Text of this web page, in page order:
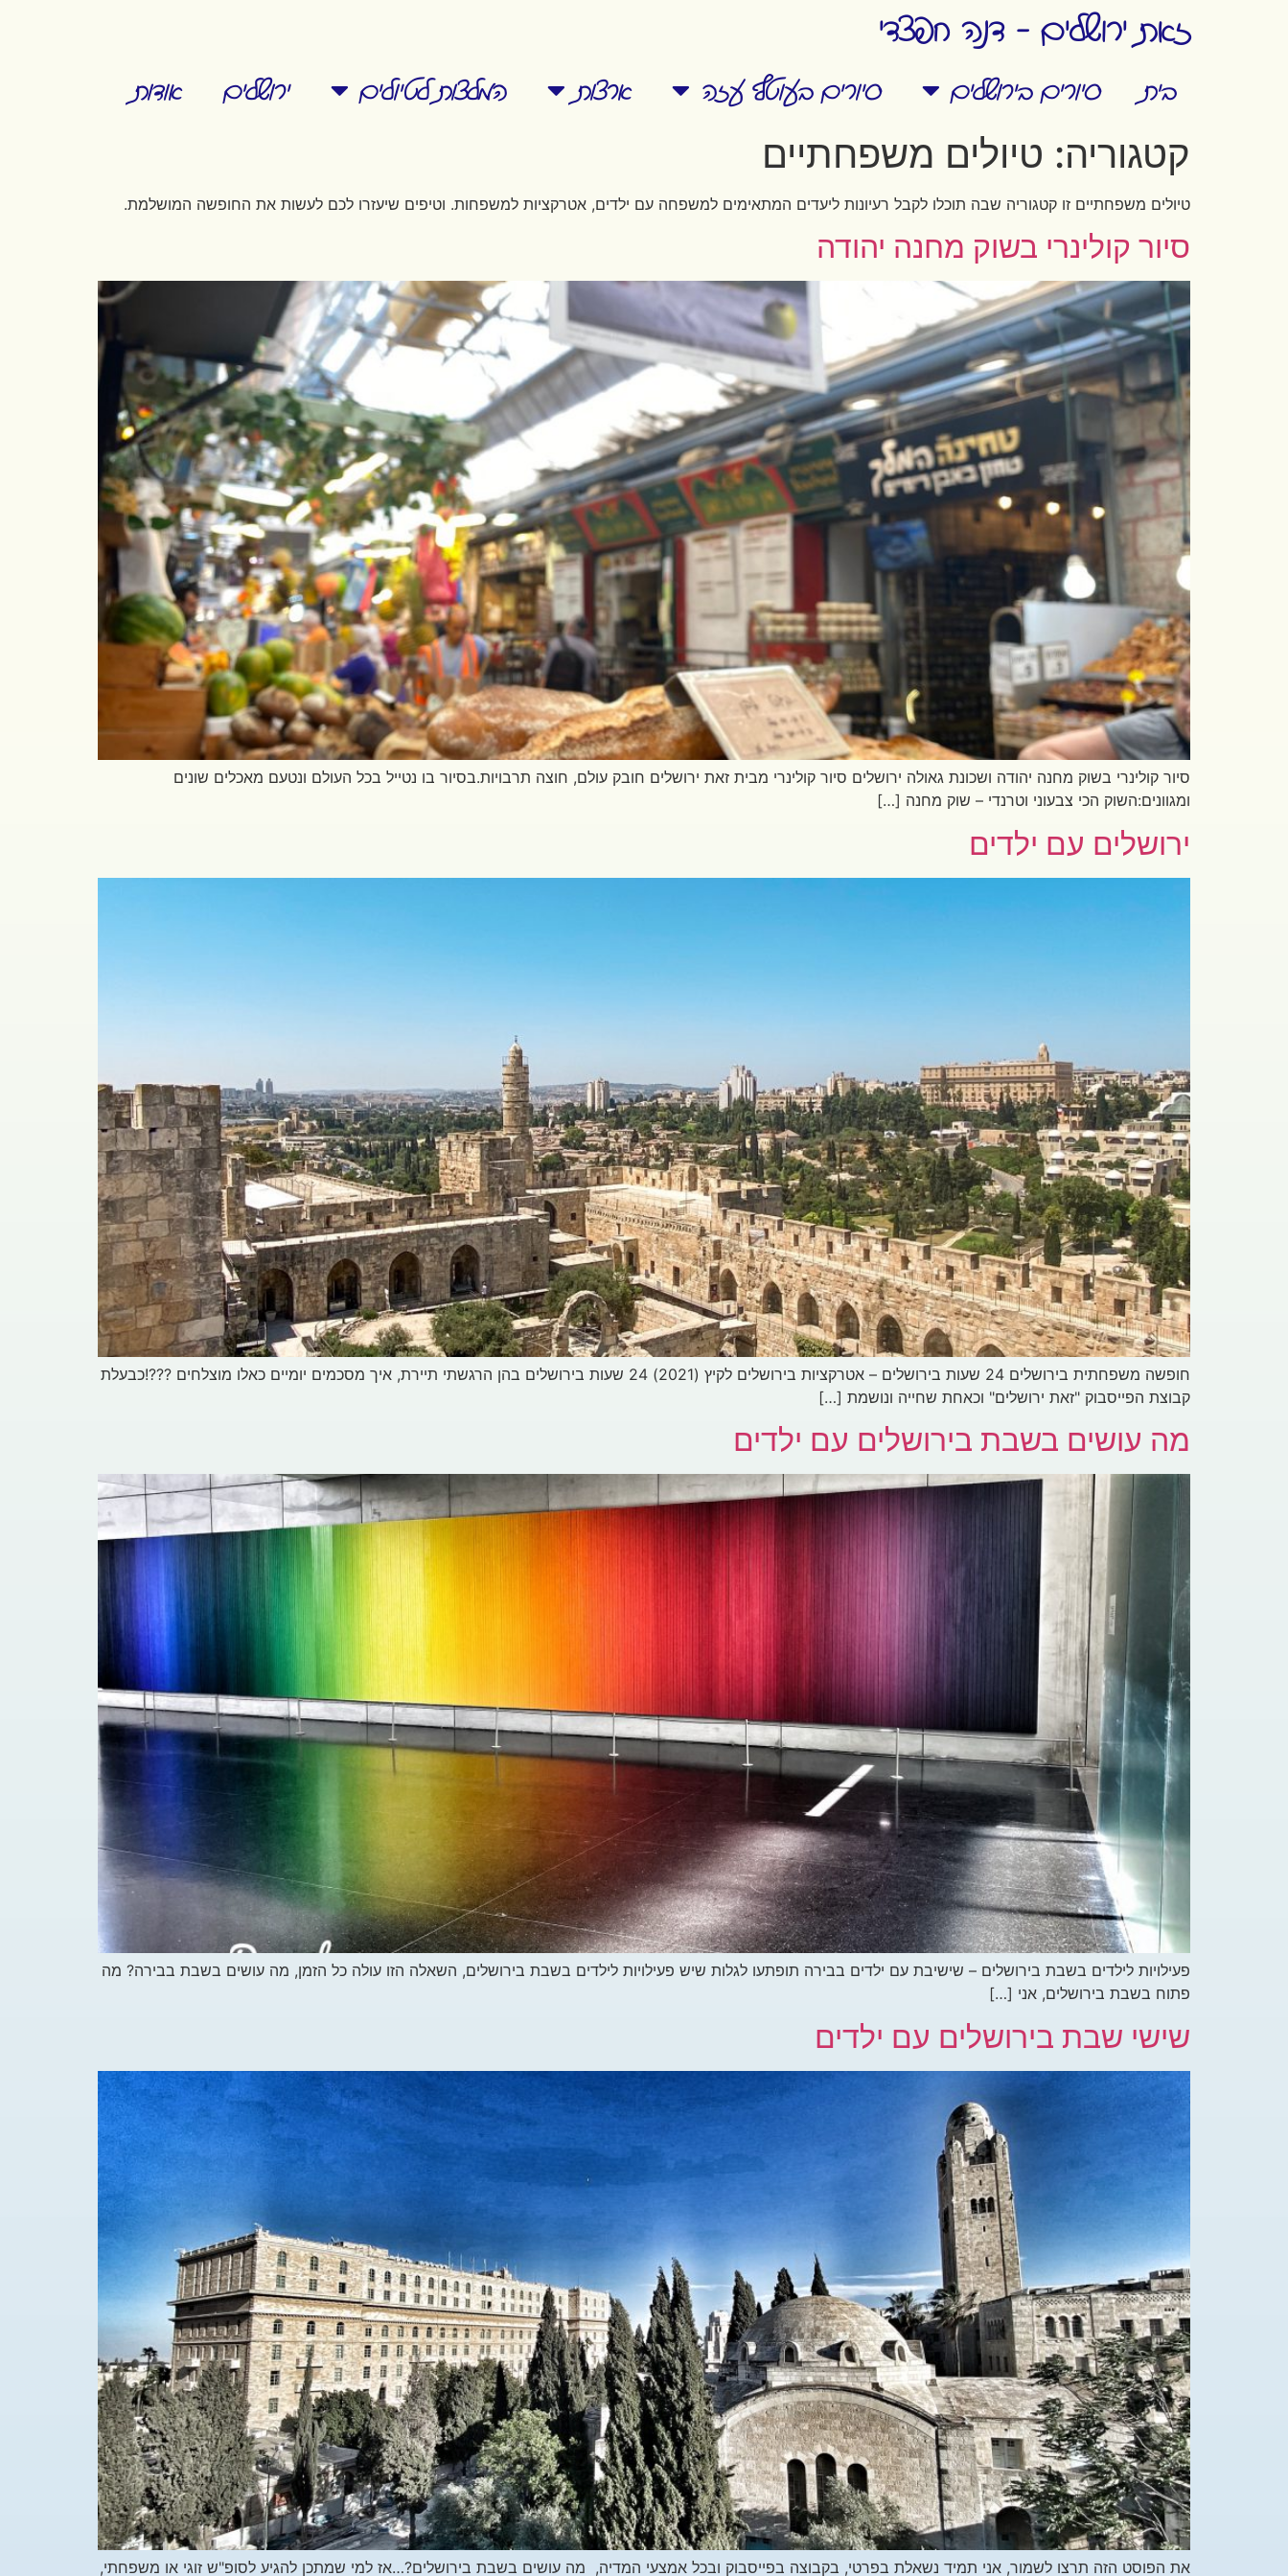
זאת ירושלים - דנה חפצדי
בית סיורים בירושלים סיורים בעוטף עזה ארצות המלצות לטיולים ירושלים אודות
קטגוריה: טיולים משפחתיים
טיולים משפחתיים זו קטגוריה שבה תוכלו לקבל רעיונות ליעדים המתאימים למשפחה עם ילדים, אטרקציות למשפחות. וטיפים שיעזרו לכם לעשות את החופשה המושלמת.
סיור קולינרי בשוק מחנה יהודה
סיור קולינרי בשוק מחנה יהודה ושכונת גאולה ירושלים סיור קולינרי מבית זאת ירושלים חובק עולם, חוצה תרבויות.בסיור בו נטייל בכל העולם ונטעם מאכלים שונים
ומגוונים:השוק הכי צבעוני וטרנדי – שוק מחנה […]
ירושלים עם ילדים
חופשה משפחתית בירושלים 24 שעות בירושלים – אטרקציות בירושלים לקיץ (2021) 24 שעות בירושלים בהן הרגשתי תיירת, איך מסכמים יומיים כאלו מוצלחים ???!כבעלת
קבוצת הפייסבוק "זאת ירושלים" וכאחת שחייה ונושמת […]
מה עושים בשבת בירושלים עם ילדים
פעילויות לילדים בשבת בירושלים – שישיבת עם ילדים בבירה תופתעו לגלות שיש פעילויות לילדים בשבת בירושלים, השאלה הזו עולה כל הזמן, מה עושים בשבת בבירה? מה
פתוח בשבת בירושלים, אני […]
שישי שבת בירושלים עם ילדים
את הפוסט הזה תרצו לשמור, אני תמיד נשאלת בפרטי, בקבוצה בפייסבוק ובכל אמצעי המדיה, מה עושים בשבת בירושלים?…אז למי שמתכן להגיע לסופ"ש זוגי או משפחתי,